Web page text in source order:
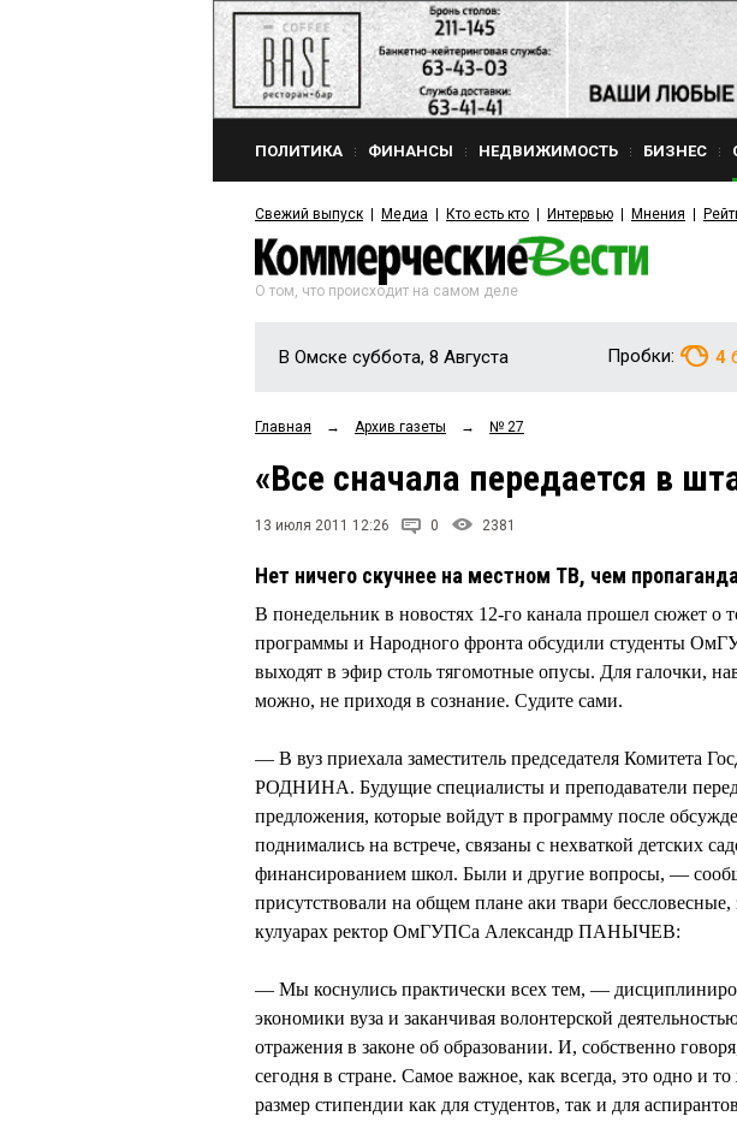
ПОЛИТИКА ФИНАНСЫ НЕДВИЖИМОСТЬ БИЗНЕС
Свежий выпуск Медиа Кто есть кто Интервью Мнения
О том, что происходит на самом деле
В Омске суббота, 8 Августа Пробки: 4
Главная → Архив газеты → № 27
«Все сначала передается в
13 июля 2011 12:26 0 2381
Нет ничего скучнее на местном ТВ, чем
В понедельник в новостях 12-го канала прошел сюжет о
программы и Народного фронта обсудили студенты
выходят в эфир столь тягомотные опусы. Для галочки,
можно, не приходя в сознание. Судите сами.
— В вуз приехала заместитель председателя Комитета
РОДНИНА. Будущие специалисты и преподаватели
предложения, которые войдут в программу после
поднимались на встрече, связаны с нехваткой детских
финансированием школ. Были и другие вопросы, —
присутствовали на общем плане аки твари
кулуарах ректор ОмГУПСа Александр ПАНЫЧЕВ:
— Мы коснулись практически всех тем, —
экономики вуза и заканчивая волонтерской
отражения в законе об образовании. И, собственно
сегодня в стране. Самое важное, как всегда, это одно и
размер стипендии как для студентов, так и для